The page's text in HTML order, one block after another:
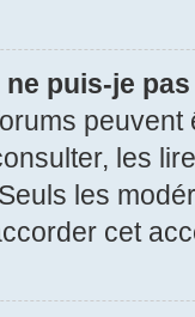
puis-je
les
les
cet